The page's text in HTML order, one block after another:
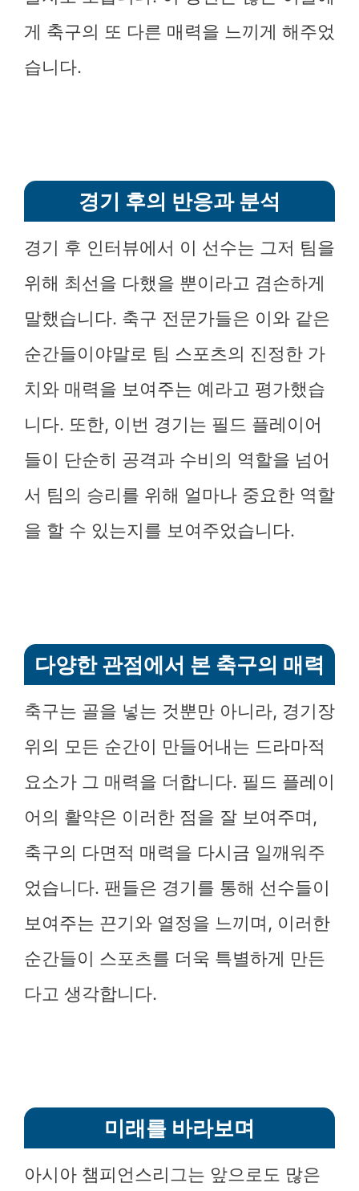
게 축구의 또 다른 매력을 느끼게 해주었
습니다.
경기 후의 반응과 분석
경기 후 인터뷰에서 이 선수는 그저 팀을
위해 최선을 다했을 뿐이라고 겸손하게
말했습니다. 축구 전문가들은 이와 같은
순간들이야말로 팀 스포츠의 진정한 가
치와 매력을 보여주는 예라고 평가했습
니다. 또한, 이번 경기는 필드 플레이어
들이 단순히 공격과 수비의 역할을 넘어
서 팀의 승리를 위해 얼마나 중요한 역할
을 할 수 있는지를 보여주었습니다.
다양한 관점에서 본 축구의 매력
축구는 골을 넣는 것뿐만 아니라, 경기장
위의 모든 순간이 만들어내는 드라마적
요소가 그 매력을 더합니다. 필드 플레이
어의 활약은 이러한 점을 잘 보여주며,
축구의 다면적 매력을 다시금 일깨워주
었습니다. 팬들은 경기를 통해 선수들이
보여주는 끈기와 열정을 느끼며, 이러한
순간들이 스포츠를 더욱 특별하게 만든
다고 생각합니다.
미래를 바라보며
아시아 챔피언스리그는 앞으로도 많은